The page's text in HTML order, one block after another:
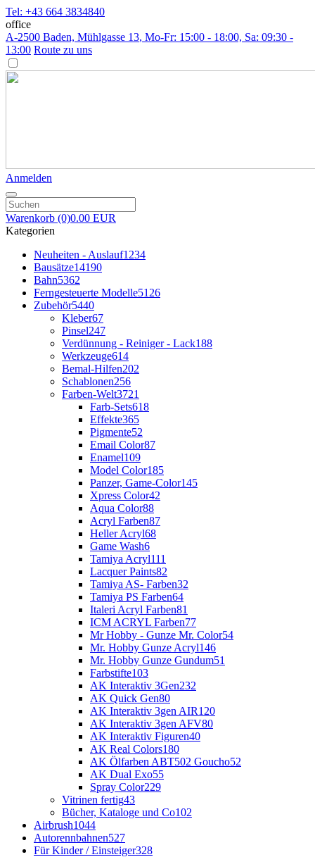
Tel: +43 664 3834840
office
A-2500 Baden, Mühlgasse 13, Mo-Fr: 15:00 - 18:00, Sa: 09:30 -
13:00 Route zu uns
Anmelden
Warenkorb (0)0.00 EUR
Kategorien
Neuheiten - Auslauf1234
Bausätze14190
Bahn5362
Ferngesteuerte Modelle5126
Zubehör5440
Kleber67
Pinsel247
Verdünnung - Reiniger - Lack188
Werkzeuge614
Bemal-Hilfen202
Schablonen256
Farben-Welt3721
Farb-Sets618
Effekte365
Pigmente52
Email Color87
Enamel109
Model Color185
Panzer, Game-Color145
Xpress Color42
Aqua Color88
Acryl Farben87
Heller Acryl68
Game Wash6
Tamiya Acryl111
Lacquer Paints82
Tamiya AS- Farben32
Tamiya PS Farben64
Italeri Acryl Farben81
ICM ACRYL Farben77
Mr Hobby - Gunze Mr. Color54
Mr. Hobby Gunze Acryl146
Mr. Hobby Gunze Gundum51
Farbstifte103
AK Interaktiv 3Gen232
AK Quick Gen80
AK Interaktiv 3gen AIR120
AK Interaktiv 3gen AFV80
AK Interaktiv Figuren40
AK Real Colors180
AK Ölfarben ABT502 Goucho52
AK Dual Exo55
Spray Color229
Vitrinen fertig43
Bücher, Kataloge und Co102
Airbrush1044
Autorennbahnen527
Für Kinder / Einsteiger328